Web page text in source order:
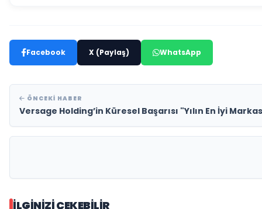
Facebook X (Paylaş) WhatsApp
ÖNCEKI HABER
Versage Holding’in Küresel Başarısı "Yılın En İyi
İLGINIZI ÇEKEBILIR